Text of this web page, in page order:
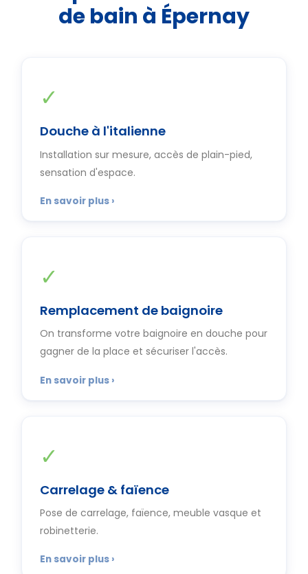
de bain à Épernay
✓
Douche à l'italienne
Installation sur mesure, accès de plain-pied,
sensation d'espace.
✓
Remplacement de baignoire
On transforme votre baignoire en douche pour
gagner de la place et sécuriser l'accès.
✓
Carrelage & faïence
Pose de carrelage, faïence, meuble vasque et
robinetterie.